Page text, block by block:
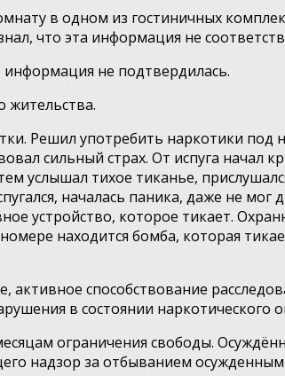
в одном из гостиничных
что эта информация не
не подтвердилась.
жительства.
Решил употребить наркотики под
сильный страх. От испуга начал
услышал тихое тиканье,
началась паника, даже не мог
устройство, которое тикает.
находится бомба, которая
способствование
в состоянии наркотического
ограничения свободы.
надзор за отбыванием